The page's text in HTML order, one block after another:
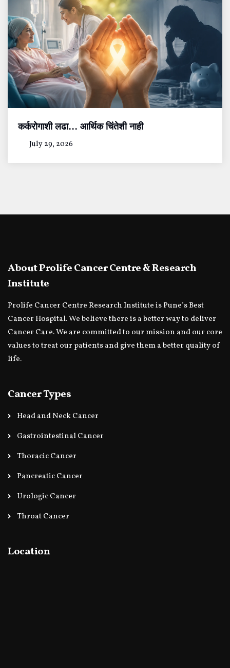
कर्करोगाशी लढा… आर्थिक चिंतेशी नाही
July 29, 2026
About Prolife Cancer Centre & Research
Institute
Prolife Cancer Centre Research Institute is Pune’s Best
Cancer Hospital. We believe there is a better way to deliver
Cancer Care. We are committed to our mission and our core
values to treat our patients and give them a better quality of
life.
Cancer Types
Head and Neck Cancer
Gastrointestinal Cancer
Thoracic Cancer
Pancreatic Cancer
Urologic Cancer
Throat Cancer
Location